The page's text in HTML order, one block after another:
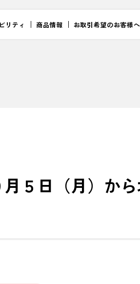
リティ 商品情報 お取引希望のお客様へ
５日（月）か